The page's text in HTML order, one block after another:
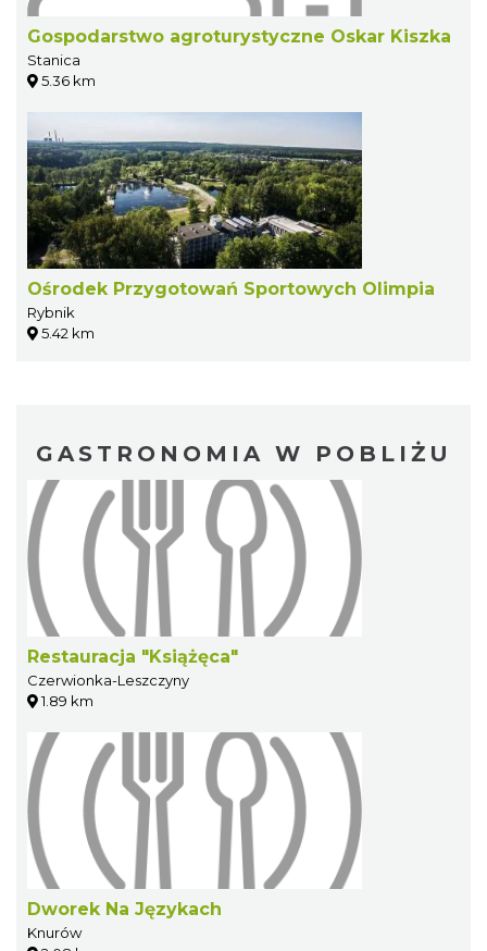
Gospodarstwo agroturystyczne Oskar Kiszka
Stanica
5.36 km
Ośrodek Przygotowań Sportowych Olimpia
Rybnik
5.42 km
GASTRONOMIA W POBLIŻU
Restauracja "Książęca"
Czerwionka-Leszczyny
1.89 km
Dworek Na Językach
Knurów